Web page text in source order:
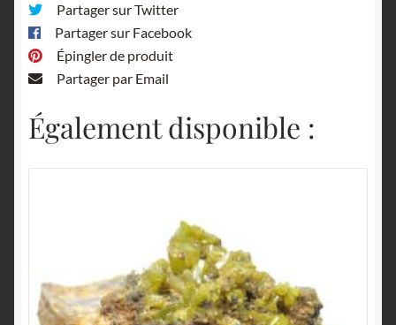
Partager sur Twitter
Partager sur Facebook
Épingler de produit
Partager par Email
Également disponible :